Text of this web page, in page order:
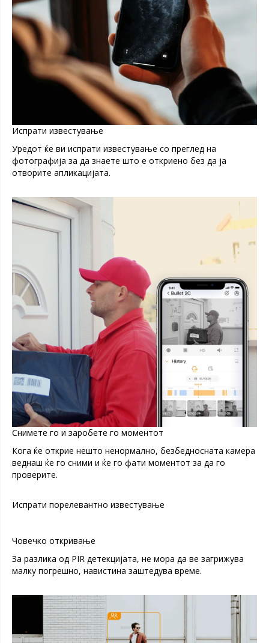
Испрати известување
Уредот ќе ви испрати известување со преглед на
фотографија за да знаете што е откриено без да ја
отворите апликацијата.
Снимете го и заробете го моментот
Кога ќе открие нешто ненормално, безбедносната камера
веднаш ќе го сними и ќе го фати моментот за да го
проверите.
Испрати порелевантно известување
Човечко откривање
За разлика од PIR детекцијата, не мора да ве загрижува
малку погрешно, навистина заштедува време.